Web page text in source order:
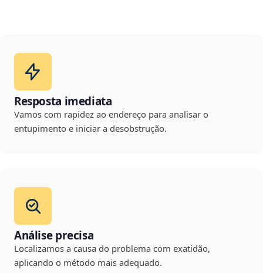
Resposta imediata
Vamos com rapidez ao endereço para analisar o
entupimento e iniciar a desobstrução.
Análise precisa
Localizamos a causa do problema com exatidão,
aplicando o método mais adequado.